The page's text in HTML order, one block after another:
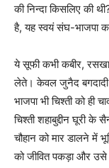
की निन्दा किसलिए की
है, यह स्वयं संघ-भाजपा
ये सूफी कभी कबीर,
लेते। केवल जुनैद बगदादी
भाजपा भी चिश्ती को
चिश्ती शहाबुद्दीन घूरी
चौहान को मार डालने में
को जीवित पकड़ा और उसे